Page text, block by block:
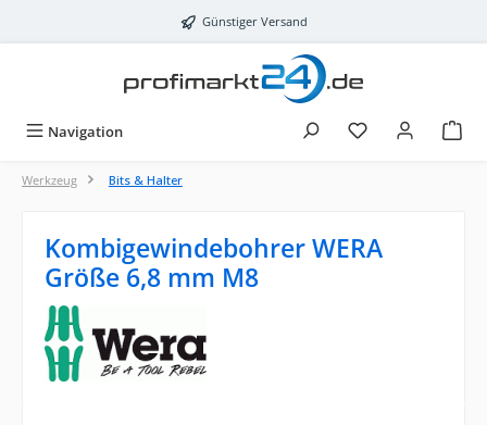
Günstiger Versand
Navigation
Werkzeug Bits & Halter
Kombigewindebohrer WERA
Größe 6,8 mm M8